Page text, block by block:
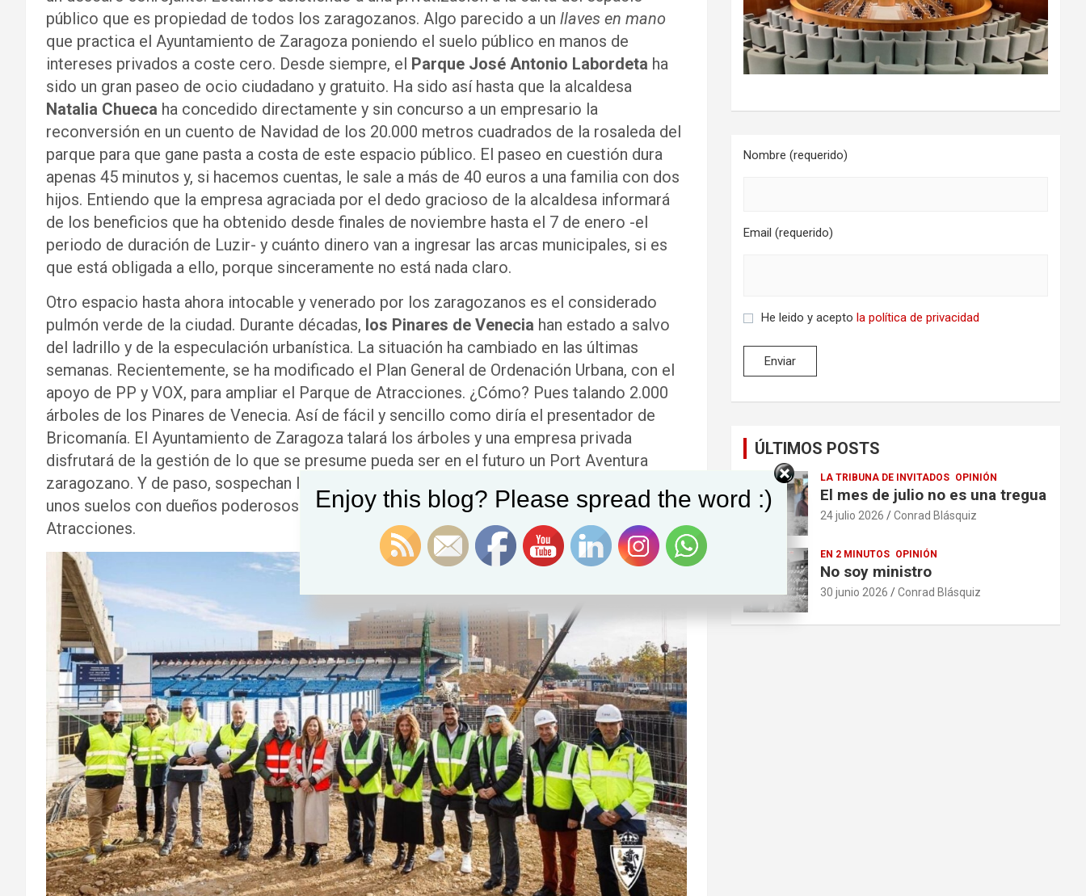
público que es propiedad de todos los zaragozanos. Algo parecido a un llaves en mano
que practica el Ayuntamiento de Zaragoza poniendo el suelo público en manos de
intereses privados a coste cero. Desde siempre, el Parque José Antonio Labordeta ha
sido un gran paseo de ocio ciudadano y gratuito. Ha sido así hasta que la alcaldesa
Natalia Chueca ha concedido directamente y sin concurso a un empresario la
reconversión en un cuento de Navidad de los 20.000 metros cuadrados de la rosaleda del
parque para que gane pasta a costa de este espacio público. El paseo en cuestión dura
apenas 45 minutos y, si hacemos cuentas, le sale a más de 40 euros a una familia con dos
hijos. Entiendo que la empresa agraciada por el dedo gracioso de la alcaldesa informará
de los beneficios que ha obtenido desde finales de noviembre hasta el 7 de enero -el
periodo de duración de Luzir- y cuánto dinero van a ingresar las arcas municipales, si es
que está obligada a ello, porque sinceramente no está nada claro.
Otro espacio hasta ahora intocable y venerado por los zaragozanos es el considerado
pulmón verde de la ciudad. Durante décadas, los Pinares de Venecia han estado a salvo
del ladrillo y de la especulación urbanística. La situación ha cambiado en las últimas
semanas. Recientemente, se ha modificado el Plan General de Ordenación Urbana, con el
apoyo de PP y VOX, para ampliar el Parque de Atracciones. ¿Cómo? Pues talando 2.000
árboles de los Pinares de Venecia. Así de fácil y sencillo como diría el presentador de
Bricomanía. El Ayuntamiento de Zaragoza talará los árboles y una empresa privada
disfrutará de la gestión de lo que se presume pueda ser en el futuro un Port Aventura
zaragozano. Y de paso, sospechan los vecinos de la zona, el ladrillo se abrirá paso en
unos suelos con dueños poderosos cercanos a Puerto Venecia y el Parque de
Atracciones.
Nombre (requerido)
Email (requerido)
He leido y aceptola política de privacidad
ÚLTIMOS POSTS
LA TRIBUNA DE INVITADOS OPINIÓN
El mes de julio no es una tregua
24 julio 2026 Conrad Blásquiz
EN 2 MINUTOS OPINIÓN
No soy ministro
30 junio 2026 Conrad Blásquiz
Enjoy this blog? Please spread the word :)